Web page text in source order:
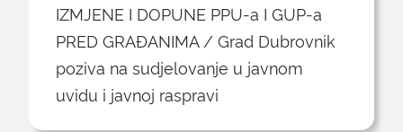
IZMJENE I DOPUNE PPU-a I GUP-a
PRED GRAĐANIMA / Grad Dubrovnik
poziva na sudjelovanje u javnom
uvidu i javnoj raspravi